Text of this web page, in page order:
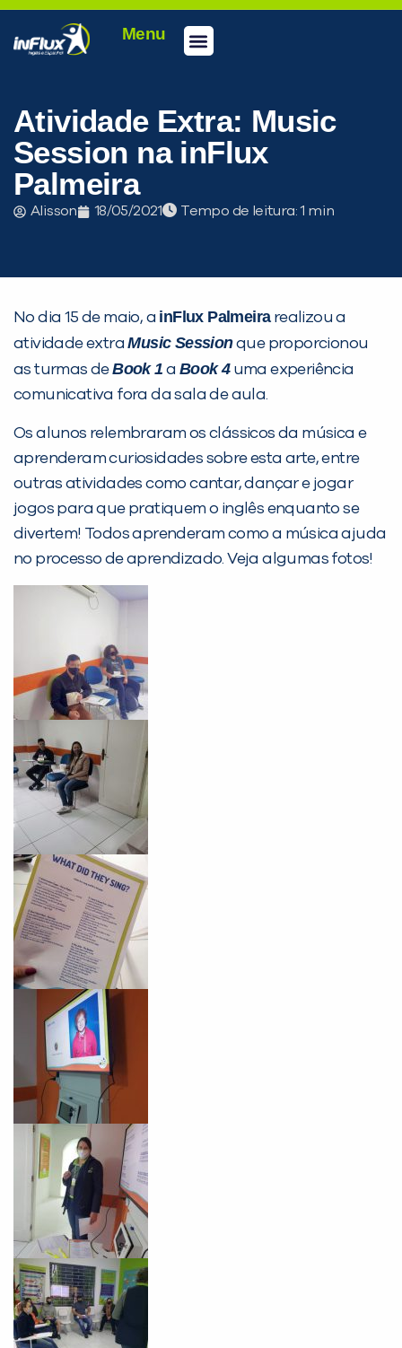
Menu
Atividade Extra: Music
Session na inFlux
Palmeira
Alisson 18/05/2021 Tempo de leitura:
No dia 15 de maio, a inFlux Palmeirarealizou a
atividade extraMusic Sessionque proporcionou
as turmas deBook 1 a Book 4uma experiência
comunicativa fora da sala de aula.
Os alunos relembraram os clássicos da música e
aprenderam curiosidades sobre esta arte, entre
outras atividades como cantar, dançar e jogar
jogos para que pratiquem o inglês enquanto se
divertem! Todos aprenderam como a música ajuda
no processo de aprendizado. Veja algumas fotos!
PEÇA UMA DEMONSTRAÇÃO DE MÉTODO
Desculpe!
Não encontramos nenhuma unidade
inFlux nesta cidade ou bairro que
você digitou.
Preencha com seus dados abaixo e
já vamos te colocar em contato
Você é aluno inFlux?
Sim
VOLTAR